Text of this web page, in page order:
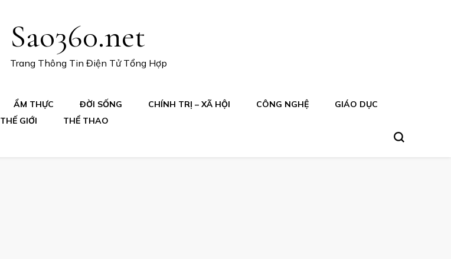
Sao360.net
Trang Thông Tin Điện Tử Tổng Hợp
ẨM THỰC ĐỜI SỐNG CHÍNH TRỊ – XÃ HỘI CÔNG NGHỆ
GIÁO DỤC
THẾ GIỚI
THỂ THAO